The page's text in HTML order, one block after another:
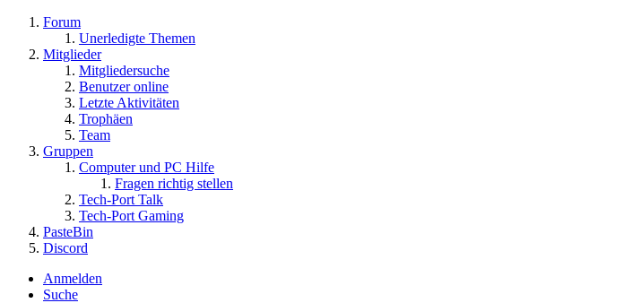
Forum
Unerledigte Themen
Mitglieder
Mitgliedersuche
Benutzer online
Letzte Aktivitäten
Trophäen
Team
Gruppen
Computer und PC Hilfe
Fragen richtig stellen
Tech-Port Talk
Tech-Port Gaming
PasteBin
Discord
Anmelden
Suche